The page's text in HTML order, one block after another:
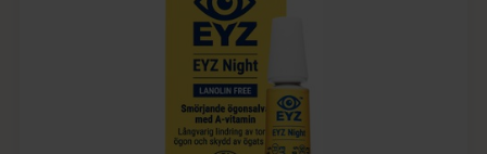
Lista: . Innehåller 1 objekt.